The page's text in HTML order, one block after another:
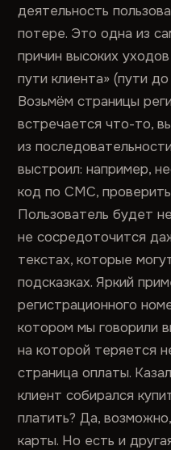
деятельность
потере. Это одна из
причин высоких
пути клиента» (пути
Возьмём страницы
встречается что-то,
из
выстроил: например,
код по СМС,
Пользователь будет
не сосредоточится
текстах, которые
подсказках. Яркий
регистрационного
котором мы говорили
на которой теряется
страница оплаты.
клиент собирался
платить? Да,
карты. Но есть и